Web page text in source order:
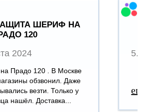
ШЕРИФ НА
120
2024
Прадо 120 . В Москве
обзвонил. Даже
везти. Только у
нашёл. Доставка...
5.0